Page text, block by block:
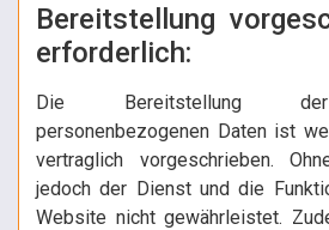
Bereitstellung
erforderlich:
Die Bereitstellung der
personenbezogenen Daten ist
vertraglich vorgeschrieben.
jedoch der Dienst und die
Website nicht gewährleistet.